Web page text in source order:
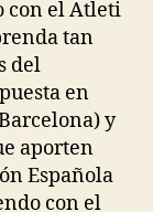
con el Atleti
tan
del
en
y
aporten
Española
con el